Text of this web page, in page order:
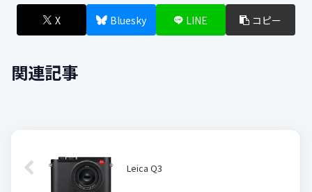
X Bluesky LINE コピー
関連記事
Leica Q3